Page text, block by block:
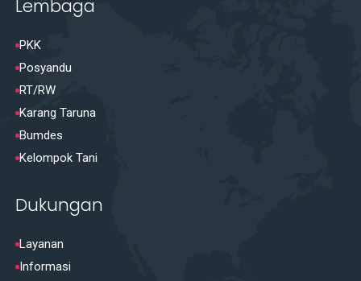
Lembaga
PKK
Posyandu
RT/RW
Karang Taruna
Bumdes
Kelompok Tani
Dukungan
Layanan
Informasi